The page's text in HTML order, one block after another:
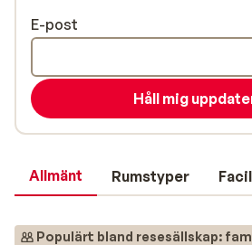
Allmänt Rumstyper
Populärt bland resesällskap:
E-post
Håll mig